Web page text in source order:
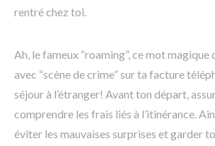
rentré chez toi.
Ah, le fameux “roaming”, ce mot
avec “scène de crime” sur ta facture
séjour à l’étranger! Avant ton départ,
comprendre les frais liés à l’itinérance.
éviter les mauvaises surprises et garder